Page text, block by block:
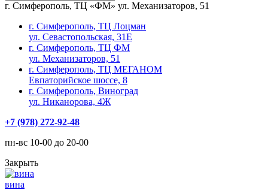
г. Симферополь, ТЦ «ФМ» ул. Механизаторов, 51
г. Симферополь, ТЦ Лоцман
ул. Севастопольская, 31Е
г. Симферополь, ТЦ ФМ
ул. Механизаторов, 51
г. Симферополь, ТЦ МЕГАНОМ
Евпаторийское шоссе, 8
г. Симферополь, Виноград
ул. Никанорова, 4Ж
+7 (978) 272-92-48
пн-вс 10-00 до 20-00
Закрыть
вина